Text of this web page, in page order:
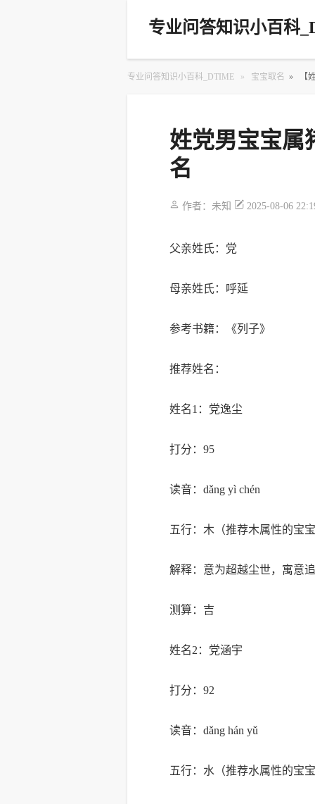
专业问答知识小百科
专业问答知识小百科_DTIME » 宝宝取名 » 【
姓党男宝宝属
名
作者： 未知 2025-08-06
父亲姓氏：党
母亲姓氏：呼延
参考书籍：《列子》
推荐姓名：
姓名1：党逸尘
打分：95
读音：dǎng yì chén
五行：木（推荐木属性的宝
解释：意为超越尘世，寓意
测算：吉
姓名2：党涵宇
打分：92
读音：dǎng hán yǔ
五行：水（推荐水属性的宝